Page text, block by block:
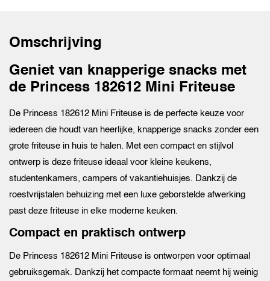
Omschrijving
Geniet van knapperige snacks met
de Princess 182612 Mini Friteuse
De Princess 182612 Mini Friteuse is de perfecte keuze voor
iedereen die houdt van heerlijke, knapperige snacks zonder een
grote friteuse in huis te halen. Met een compact en stijlvol
ontwerp is deze friteuse ideaal voor kleine keukens,
studentenkamers, campers of vakantiehuisjes. Dankzij de
roestvrijstalen behuizing met een luxe geborstelde afwerking
past deze friteuse in elke moderne keuken.
Compact en praktisch ontwerp
De Princess 182612 Mini Friteuse is ontworpen voor optimaal
gebruiksgemak. Dankzij het compacte formaat neemt hij weinig